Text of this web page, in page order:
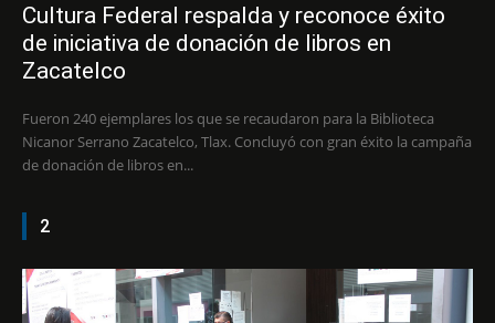
Cultura Federal respalda y reconoce éxito
de iniciativa de donación de libros en
Zacatelco
Fueron 240 ejemplares los que se recaudaron para la Biblioteca
Nicanor Serrano Zacatelco, Tlax. Concluyó con gran éxito la campaña
de donación de libros en...
2